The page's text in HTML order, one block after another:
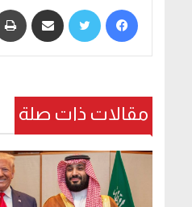
مقالات ذات صلة